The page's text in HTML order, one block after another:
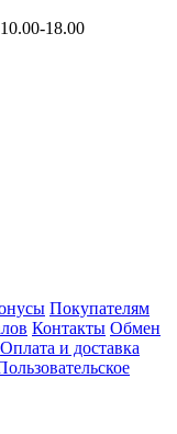
18.00
Покупателям
Контакты Обмен
Оплата и доставка